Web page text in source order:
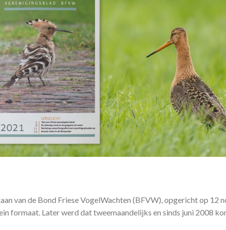
van de Bond Friese VogelWachten (BFVW), opgericht op 12
formaat. Later werd dat tweemaandelijks en sinds juni 2008